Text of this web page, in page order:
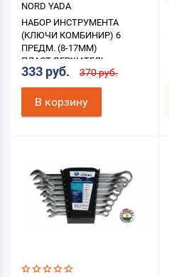
NORD YADA
НАБОР ИНСТРУМЕНТА
(КЛЮЧИ КОМБИНИР) 6
ПРЕДМ. (8-17ММ)
ПЛАСТ.ДЕРЖАТЕЛЬ
333 руб. 370 руб.
В корзину